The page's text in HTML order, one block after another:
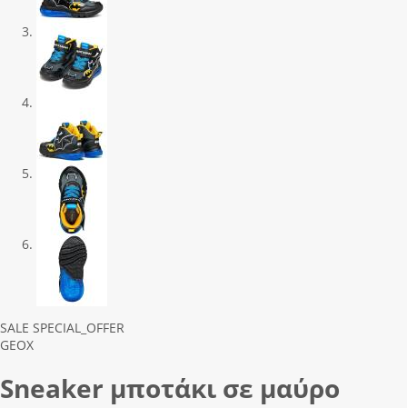
Previous
Next
SALE SPECIAL_OFFER
GEOX
Sneaker μποτάκι σε μαύρο